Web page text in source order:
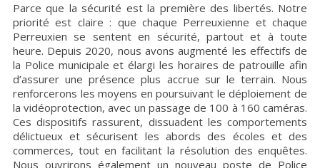
Parce que la sécurité est la première des libertés. Notre
priorité est claire : que chaque Perreuxienne et chaque
Perreuxien se sentent en sécurité, partout et à toute
heure. Depuis 2020, nous avons augmenté les effectifs de
la Police municipale et élargi les horaires de patrouille afin
d’assurer une présence plus accrue sur le terrain. Nous
renforcerons les moyens en poursuivant le déploiement de
la vidéoprotection, avec un passage de 100 à 160 caméras.
Ces dispositifs rassurent, dissuadent les comportements
délictueux et sécurisent les abords des écoles et des
commerces, tout en facilitant la résolution des enquêtes.
Nous ouvrirons également un nouveau poste de Police